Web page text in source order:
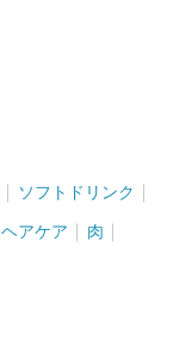
ソフトドリンク
ヘアケア 肉